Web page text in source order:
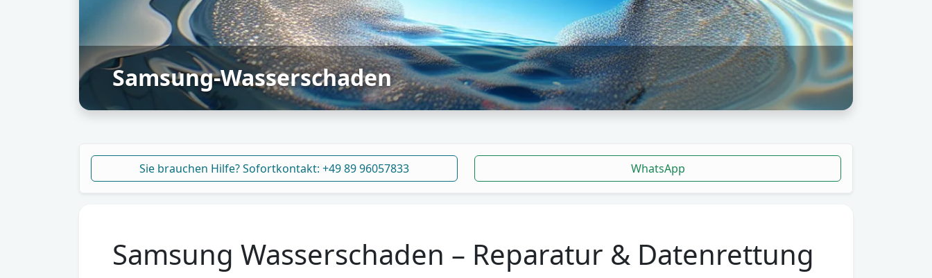
Samsung-Wasserschaden
Sie brauchen Hilfe? Sofortkontakt: +49 89 96057833 WhatsApp
Samsung Wasserschaden – Reparatur & Datenrettung